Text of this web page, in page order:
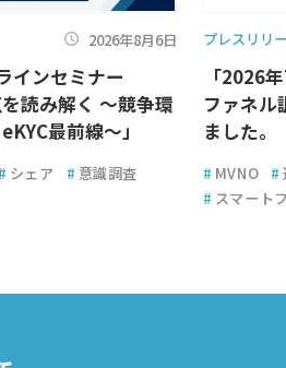
2026年8月6日
インセミナー
読み解く ～競争環
最前線～」
# シェア # 意識調査
プレスリリ
「2026
ファネル
ました。
# MVNO #
# スマート